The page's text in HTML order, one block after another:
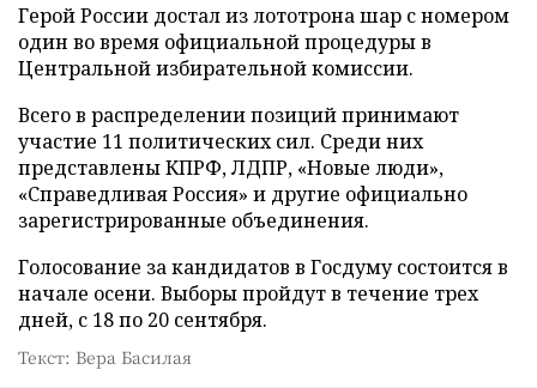
Герой России достал из лототрона шар с номером
один во время официальной процедуры в
Центральной избирательной комиссии.
Всего в распределении позиций принимают
участие 11 политических сил. Среди них
представлены КПРФ, ЛДПР, «Новые люди»,
«Справедливая Россия» и другие официально
зарегистрированные объединения.
Голосование за кандидатов в Госдуму состоится в
начале осени. Выборы пройдут в течение трех
дней, с 18 по 20 сентября.
Текст: Вера Басилая